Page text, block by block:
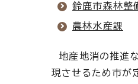
鈴鹿市森林整
農林水産課
地産地消の推進
現させるため市が